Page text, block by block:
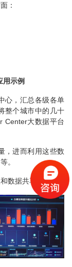
：
用示例
心，汇总各级各单
整个城市中的几十
Center大数据平台
，进而利用这些数
。
数据共享。